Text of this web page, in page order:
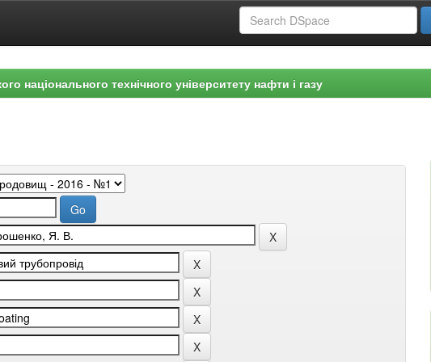
національного технічного університету нафти і газу